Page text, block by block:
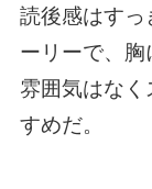
読後感はすっ
ーリーで、
雰囲気はな
すめだ。